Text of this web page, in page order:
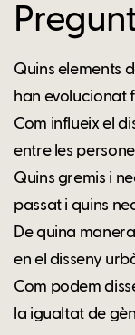
Quins elements
han evolucionat
Com influeix el
entre les
Quins gremis i
passat i quins
De quina
en el disseny
Com podem
la igualtat de